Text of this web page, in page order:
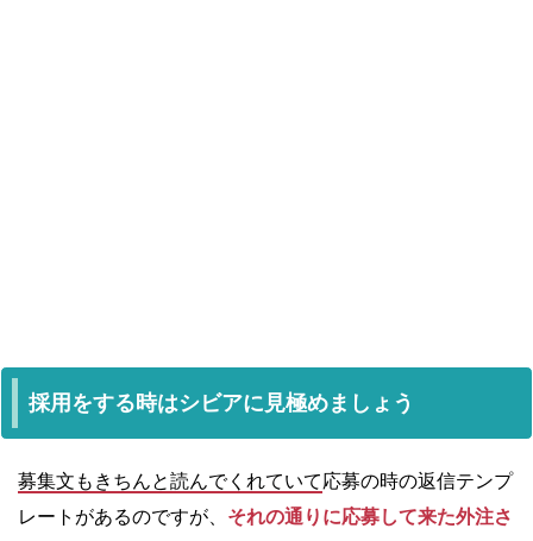
採用をする時はシビアに見極めましょう
募集文もきちんと読んでくれていて応募の時の返信テンプ
レートがあるのですが、 それの通りに応募して来た外注さ